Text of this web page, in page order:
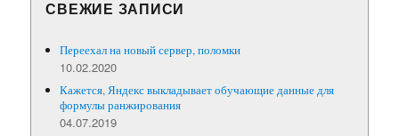
СВЕЖИЕ ЗАПИСИ
Переехал на новый сервер, поломки
10.02.2020
Кажется, Яндекс выкладывает обучающие данные для
формулы ранжирования
04.07.2019